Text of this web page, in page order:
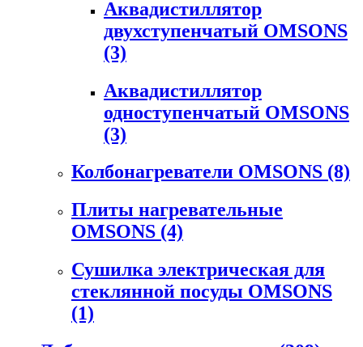
Аквадистиллятор
двухступенчатый OMSONS
(3)
Аквадистиллятор
одноступенчатый OMSONS
(3)
Колбонагреватели OMSONS (8)
Плиты нагревательные
OMSONS (4)
Сушилка электрическая для
стеклянной посуды OMSONS
(1)